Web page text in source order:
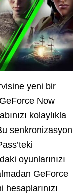
yeni bir
Now
kolaylıkla
senkronizasyon
oyunlarınızı
GeForce